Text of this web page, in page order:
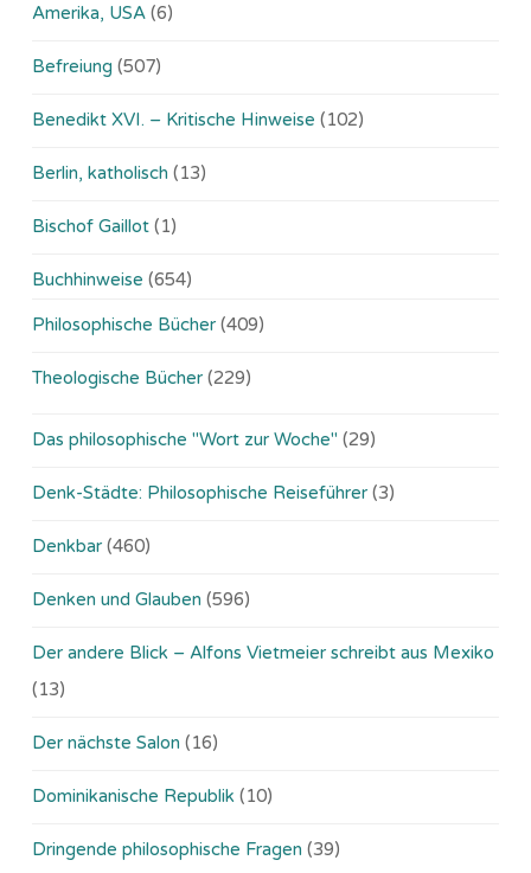
Amerika, USA (6)
Befreiung (507)
Benedikt XVI. – Kritische Hinweise (102)
Berlin, katholisch (13)
Bischof Gaillot (1)
Buchhinweise (654)
Philosophische Bücher (409)
Theologische Bücher (229)
Das philosophische "Wort zur Woche" (29)
Denk-Städte: Philosophische Reiseführer (3)
Denkbar (460)
Denken und Glauben (596)
Der andere Blick – Alfons Vietmeier schreibt aus Mexiko
(13)
Der nächste Salon (16)
Dominikanische Republik (10)
Dringende philosophische Fragen (39)